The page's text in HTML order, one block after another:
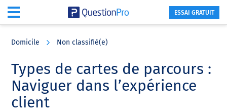
content
sidebar
ESSAI GRATUIT
Domicile Non classifié(e)
Types de cartes de parcours :
Naviguer dans l’expérience
client